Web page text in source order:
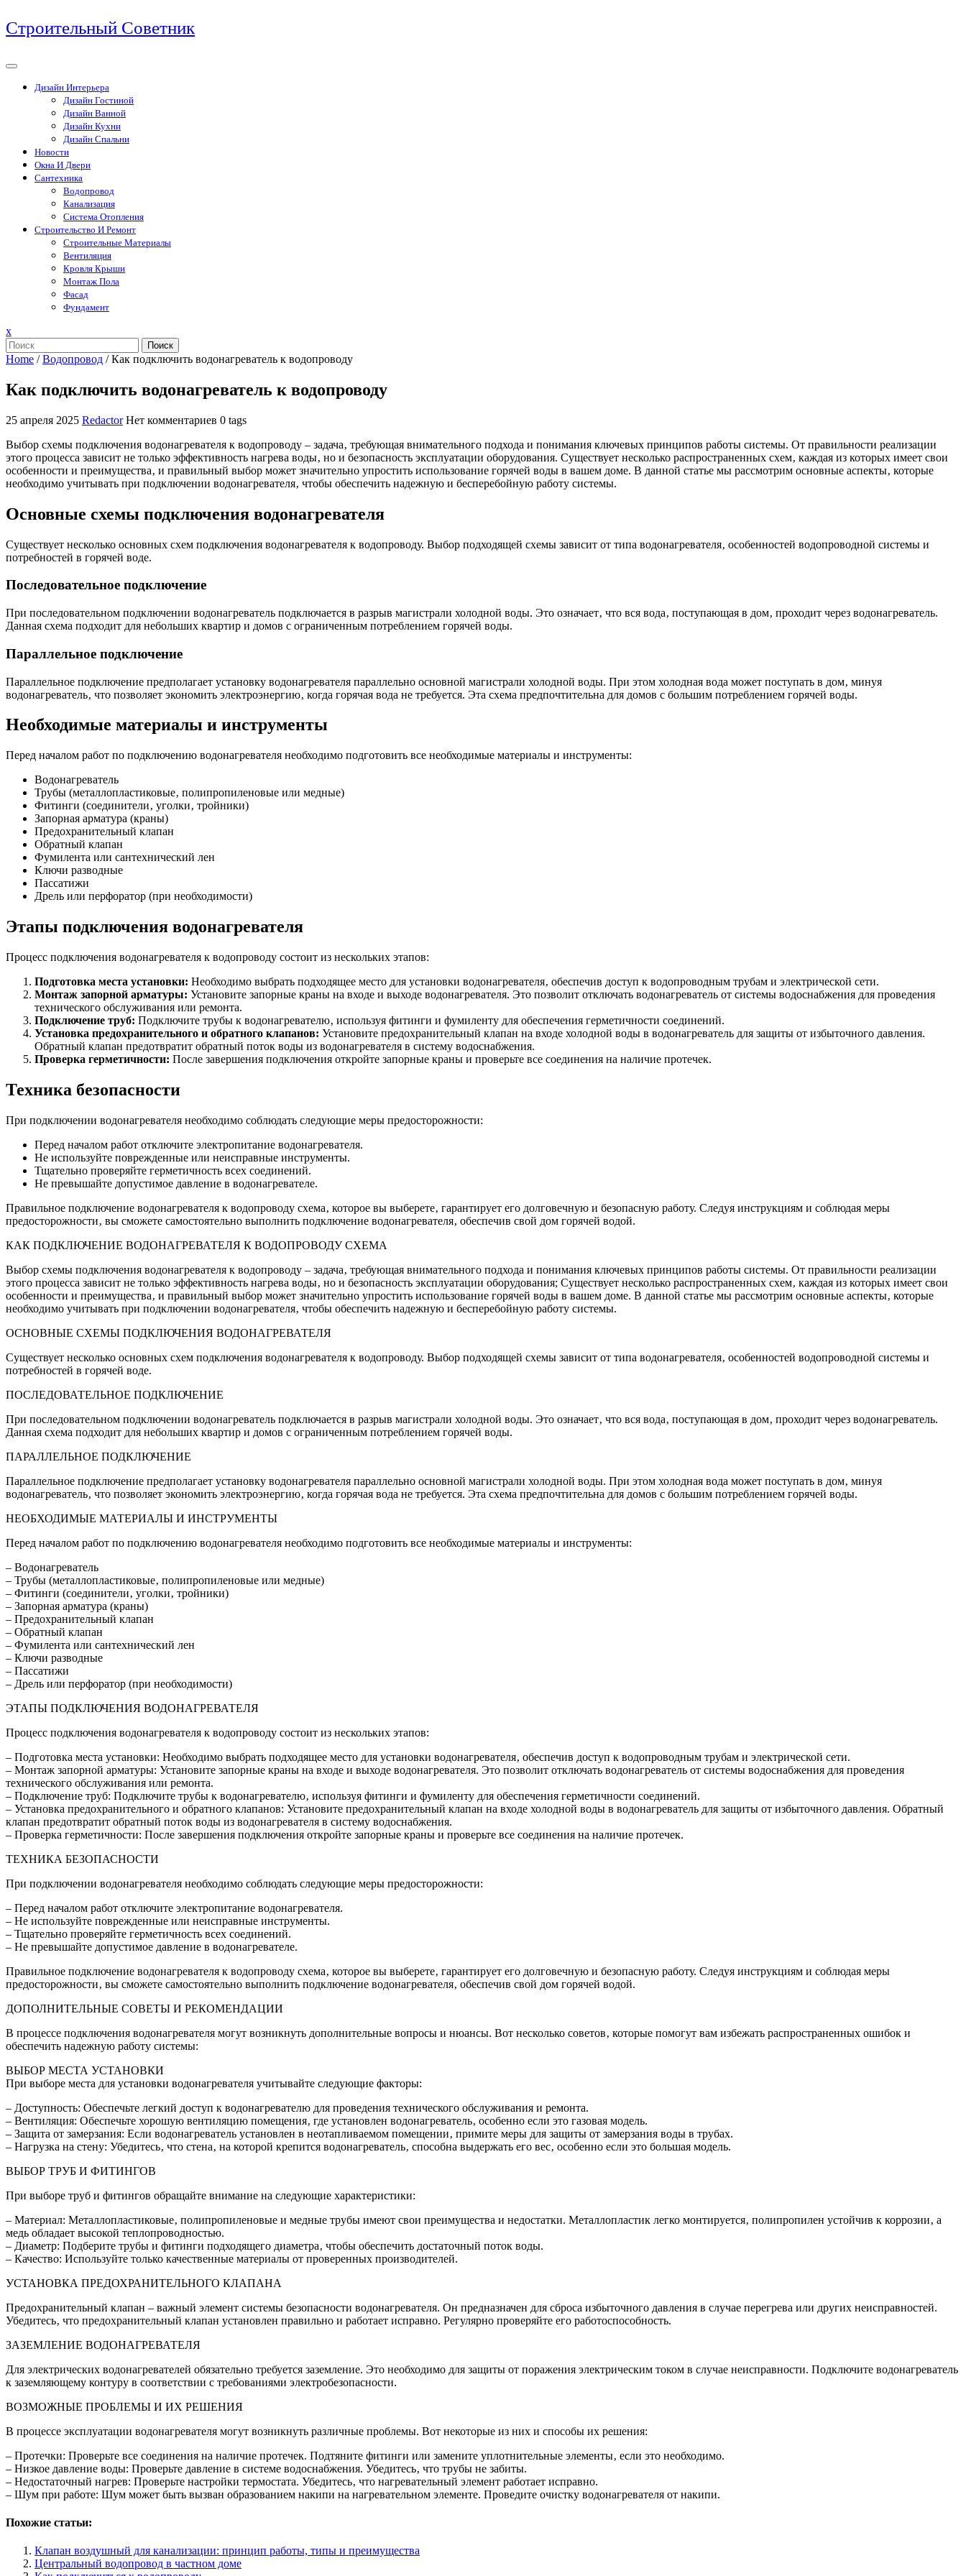
Перейти
к
Строительный Советник
Дизайн Интерьера
Дизайн Гостиной
Дизайн Ванной
Дизайн Кухни
Дизайн Спальни
Новости
Окна И Двери
Сантехника
Водопровод
Канализация
Система Отопления
Строительство И Ремонт
Строительные Материалы
Вентиляция
Кровля Крыши
Монтаж Пола
Фасад
Фундамент
xЗакрыть
меню
Поиск
Home /Водопровод /Как подключить водонагреватель к водопроводу
Как подключить водонагреватель к водопроводу
25 апреля 2025 Redactor Нет комментариев 0 tags
Выбор схемы подключения водонагревателя к водопроводу – задача‚ требующая внимательного подхода и понимания ключевых принципов работы системы. От правильности реализации
этого процесса зависит не только эффективность нагрева воды‚ но и безопасность эксплуатации оборудования. Существует несколько распространенных схем‚ каждая из которых имеет свои
особенности и преимущества‚ и правильный выбор может значительно упростить использование горячей воды в вашем доме. В данной статье мы рассмотрим основные аспекты‚ которые
необходимо учитывать при подключении водонагревателя‚ чтобы обеспечить надежную и бесперебойную работу системы.
Основные схемы подключения водонагревателя
Существует несколько основных схем подключения водонагревателя к водопроводу. Выбор подходящей схемы зависит от типа водонагревателя‚ особенностей водопроводной системы и
потребностей в горячей воде.
Последовательное подключение
При последовательном подключении водонагреватель подключается в разрыв магистрали холодной воды. Это означает‚ что вся вода‚ поступающая в дом‚ проходит через водонагреватель.
Данная схема подходит для небольших квартир и домов с ограниченным потреблением горячей воды.
Параллельное подключение
Параллельное подключение предполагает установку водонагревателя параллельно основной магистрали холодной воды. При этом холодная вода может поступать в дом‚ минуя
водонагреватель‚ что позволяет экономить электроэнергию‚ когда горячая вода не требуется. Эта схема предпочтительна для домов с большим потреблением горячей воды.
Необходимые материалы и инструменты
Перед началом работ по подключению водонагревателя необходимо подготовить все необходимые материалы и инструменты:
Водонагреватель
Трубы (металлопластиковые‚ полипропиленовые или медные)
Фитинги (соединители‚ уголки‚ тройники)
Запорная арматура (краны)
Предохранительный клапан
Обратный клапан
Фумилента или сантехнический лен
Ключи разводные
Пассатижи
Дрель или перфоратор (при необходимости)
Этапы подключения водонагревателя
Процесс подключения водонагревателя к водопроводу состоит из нескольких этапов:
Подготовка места установки: Необходимо выбрать подходящее место для установки водонагревателя‚ обеспечив доступ к водопроводным трубам и электрической сети.
Монтаж запорной арматуры: Установите запорные краны на входе и выходе водонагревателя. Это позволит отключать водонагреватель от системы водоснабжения для проведения
технического обслуживания или ремонта.
Подключение труб: Подключите трубы к водонагревателю‚ используя фитинги и фумиленту для обеспечения герметичности соединений.
Установка предохранительного и обратного клапанов: Установите предохранительный клапан на входе холодной воды в водонагреватель для защиты от избыточного давления.
Обратный клапан предотвратит обратный поток воды из водонагревателя в систему водоснабжения.
Проверка герметичности: После завершения подключения откройте запорные краны и проверьте все соединения на наличие протечек.
Техника безопасности
При подключении водонагревателя необходимо соблюдать следующие меры предосторожности:
Перед началом работ отключите электропитание водонагревателя.
Не используйте поврежденные или неисправные инструменты.
Тщательно проверяйте герметичность всех соединений.
Не превышайте допустимое давление в водонагревателе.
Правильное подключение водонагревателя к водопроводу схема‚ которое вы выберете‚ гарантирует его долговечную и безопасную работу. Следуя инструкциям и соблюдая меры
предосторожности‚ вы сможете самостоятельно выполнить подключение водонагревателя‚ обеспечив свой дом горячей водой.
КАК ПОДКЛЮЧЕНИЕ ВОДОНАГРЕВАТЕЛЯ К ВОДОПРОВОДУ СХЕМА
Выбор схемы подключения водонагревателя к водопроводу – задача‚ требующая внимательного подхода и понимания ключевых принципов работы системы. От правильности реализации
этого процесса зависит не только эффективность нагрева воды‚ но и безопасность эксплуатации оборудования; Существует несколько распространенных схем‚ каждая из которых имеет свои
особенности и преимущества‚ и правильный выбор может значительно упростить использование горячей воды в вашем доме. В данной статье мы рассмотрим основные аспекты‚ которые
необходимо учитывать при подключении водонагревателя‚ чтобы обеспечить надежную и бесперебойную работу системы.
ОСНОВНЫЕ СХЕМЫ ПОДКЛЮЧЕНИЯ ВОДОНАГРЕВАТЕЛЯ
Существует несколько основных схем подключения водонагревателя к водопроводу. Выбор подходящей схемы зависит от типа водонагревателя‚ особенностей водопроводной системы и
потребностей в горячей воде.
ПОСЛЕДОВАТЕЛЬНОЕ ПОДКЛЮЧЕНИЕ
При последовательном подключении водонагреватель подключается в разрыв магистрали холодной воды. Это означает‚ что вся вода‚ поступающая в дом‚ проходит через водонагреватель.
Данная схема подходит для небольших квартир и домов с ограниченным потреблением горячей воды.
ПАРАЛЛЕЛЬНОЕ ПОДКЛЮЧЕНИЕ
Параллельное подключение предполагает установку водонагревателя параллельно основной магистрали холодной воды. При этом холодная вода может поступать в дом‚ минуя
водонагреватель‚ что позволяет экономить электроэнергию‚ когда горячая вода не требуется. Эта схема предпочтительна для домов с большим потреблением горячей воды.
НЕОБХОДИМЫЕ МАТЕРИАЛЫ И ИНСТРУМЕНТЫ
Перед началом работ по подключению водонагревателя необходимо подготовить все необходимые материалы и инструменты:
– Водонагреватель
– Трубы (металлопластиковые‚ полипропиленовые или медные)
– Фитинги (соединители‚ уголки‚ тройники)
– Запорная арматура (краны)
– Предохранительный клапан
– Обратный клапан
– Фумилента или сантехнический лен
– Ключи разводные
– Пассатижи
– Дрель или перфоратор (при необходимости)
ЭТАПЫ ПОДКЛЮЧЕНИЯ ВОДОНАГРЕВАТЕЛЯ
Процесс подключения водонагревателя к водопроводу состоит из нескольких этапов:
– Подготовка места установки: Необходимо выбрать подходящее место для установки водонагревателя‚ обеспечив доступ к водопроводным трубам и электрической сети.
– Монтаж запорной арматуры: Установите запорные краны на входе и выходе водонагревателя. Это позволит отключать водонагреватель от системы водоснабжения для проведения
технического обслуживания или ремонта.
– Подключение труб: Подключите трубы к водонагревателю‚ используя фитинги и фумиленту для обеспечения герметичности соединений.
– Установка предохранительного и обратного клапанов: Установите предохранительный клапан на входе холодной воды в водонагреватель для защиты от избыточного давления. Обратный
клапан предотвратит обратный поток воды из водонагревателя в систему водоснабжения.
– Проверка герметичности: После завершения подключения откройте запорные краны и проверьте все соединения на наличие протечек.
ТЕХНИКА БЕЗОПАСНОСТИ
При подключении водонагревателя необходимо соблюдать следующие меры предосторожности:
– Перед началом работ отключите электропитание водонагревателя.
– Не используйте поврежденные или неисправные инструменты.
– Тщательно проверяйте герметичность всех соединений.
– Не превышайте допустимое давление в водонагревателе.
Правильное подключение водонагревателя к водопроводу схема‚ которое вы выберете‚ гарантирует его долговечную и безопасную работу. Следуя инструкциям и соблюдая меры
предосторожности‚ вы сможете самостоятельно выполнить подключение водонагревателя‚ обеспечив свой дом горячей водой.
ДОПОЛНИТЕЛЬНЫЕ СОВЕТЫ И РЕКОМЕНДАЦИИ
В процессе подключения водонагревателя могут возникнуть дополнительные вопросы и нюансы. Вот несколько советов‚ которые помогут вам избежать распространенных ошибок и
обеспечить надежную работу системы:
ВЫБОР МЕСТА УСТАНОВКИ
При выборе места для установки водонагревателя учитывайте следующие факторы:
– Доступность: Обеспечьте легкий доступ к водонагревателю для проведения технического обслуживания и ремонта.
– Вентиляция: Обеспечьте хорошую вентиляцию помещения‚ где установлен водонагреватель‚ особенно если это газовая модель.
– Защита от замерзания: Если водонагреватель установлен в неотапливаемом помещении‚ примите меры для защиты от замерзания воды в трубах.
– Нагрузка на стену: Убедитесь‚ что стена‚ на которой крепится водонагреватель‚ способна выдержать его вес‚ особенно если это большая модель.
ВЫБОР ТРУБ И ФИТИНГОВ
При выборе труб и фитингов обращайте внимание на следующие характеристики:
– Материал: Металлопластиковые‚ полипропиленовые и медные трубы имеют свои преимущества и недостатки. Металлопластик легко монтируется‚ полипропилен устойчив к коррозии‚ а
медь обладает высокой теплопроводностью.
– Диаметр: Подберите трубы и фитинги подходящего диаметра‚ чтобы обеспечить достаточный поток воды.
– Качество: Используйте только качественные материалы от проверенных производителей.
УСТАНОВКА ПРЕДОХРАНИТЕЛЬНОГО КЛАПАНА
Предохранительный клапан – важный элемент системы безопасности водонагревателя. Он предназначен для сброса избыточного давления в случае перегрева или других неисправностей.
Убедитесь‚ что предохранительный клапан установлен правильно и работает исправно. Регулярно проверяйте его работоспособность.
ЗАЗЕМЛЕНИЕ ВОДОНАГРЕВАТЕЛЯ
Для электрических водонагревателей обязательно требуется заземление. Это необходимо для защиты от поражения электрическим током в случае неисправности. Подключите водонагреватель
к заземляющему контуру в соответствии с требованиями электробезопасности.
ВОЗМОЖНЫЕ ПРОБЛЕМЫ И ИХ РЕШЕНИЯ
В процессе эксплуатации водонагревателя могут возникнуть различные проблемы. Вот некоторые из них и способы их решения:
– Протечки: Проверьте все соединения на наличие протечек. Подтяните фитинги или замените уплотнительные элементы‚ если это необходимо.
– Низкое давление воды: Проверьте давление в системе водоснабжения. Убедитесь‚ что трубы не забиты.
– Недостаточный нагрев: Проверьте настройки термостата. Убедитесь‚ что нагревательный элемент работает исправно.
– Шум при работе: Шум может быть вызван образованием накипи на нагревательном элементе. Проведите очистку водонагревателя от накипи.
Похожие статьи:
Клапан воздушный для канализации: принцип работы, типы и преимущества
Центральный водопровод в частном доме